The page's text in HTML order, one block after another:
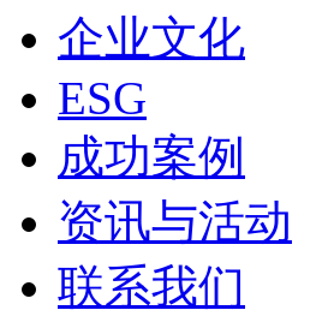
企业文化
ESG
成功案例
资讯与活动
联系我们